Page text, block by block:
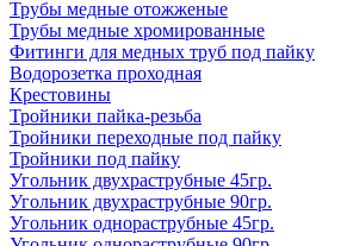
Трубы медные отожженые
Трубы медные хромированные
Фитинги для медных труб под пайку
Водорозетка проходная
Крестовины
Тройники пайка-резьба
Тройники переходные под пайку
Тройники под пайку
Угольник двухраструбные 45гр.
Угольник двухраструбные 90гр.
Угольник однораструбные 45гр.